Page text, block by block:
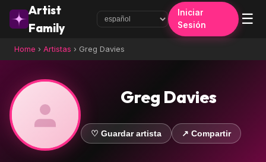
Artist
Family
Iniciar
Sesión
☰
Home › Artistas › Greg Davies
Greg Davies
♡ Guardar artista ↗ Compartir